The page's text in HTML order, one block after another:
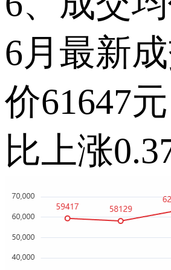
6月最新
价61647
比上涨